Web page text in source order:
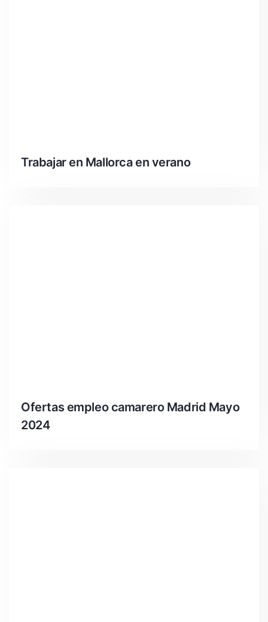
Trabajar en Mallorca en verano
Ofertas empleo camarero Madrid Mayo
2024